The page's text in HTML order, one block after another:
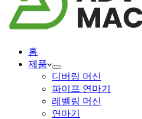
홈
제품
디버링 머신
파이프 연마기
레벨링 머신
연마기